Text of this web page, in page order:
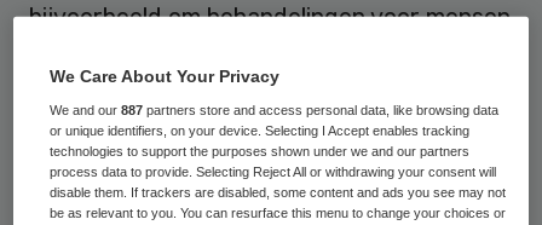
bijvoorbeeld om behandelingen voor mensen
problemen.
Verwijzingen gedaald
We Care About Your Privacy
We and our887 partners store and access personal data, like browsing data
or unique identifiers, on your device. Selecting I Accept enables tracking
technologies to support the purposes shown under we and our partners
process data to provide. Selecting Reject All or withdrawing your consent will
disable them. If trackers are disabled, some content and ads you see may not
be as relevant to you. You can resurface this menu to change your choices or